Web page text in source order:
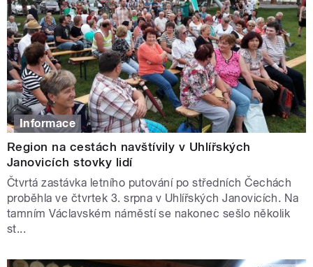
Informace
Region na cestách navštívily v Uhlířských
Janovicích stovky lidí
Čtvrtá zastávka letního putování po středních Čechách
proběhla ve čtvrtek 3. srpna v Uhlířských Janovicích. Na
tamním Václavském náměstí se nakonec sešlo několik
st...